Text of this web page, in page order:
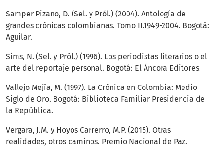
Samper Pizano, D. (Sel. y Pról.) (2004). Antología de
grandes crónicas colombianas. Tomo II.1949-2004. Bogotá:
Aguilar.
Sims, N. (Sel. y Pról.) (1996). Los periodistas literarios o el
arte del reportaje personal. Bogotá: El Áncora Editores.
Vallejo Mejía, M. (1997). La Crónica en Colombia: Medio
Siglo de Oro. Bogotá: Biblioteca Familiar Presidencia de
la República.
Vergara, J.M. y Hoyos Carrerro, M.P. (2015). Otras
realidades, otros caminos. Premio Nacional de Paz.